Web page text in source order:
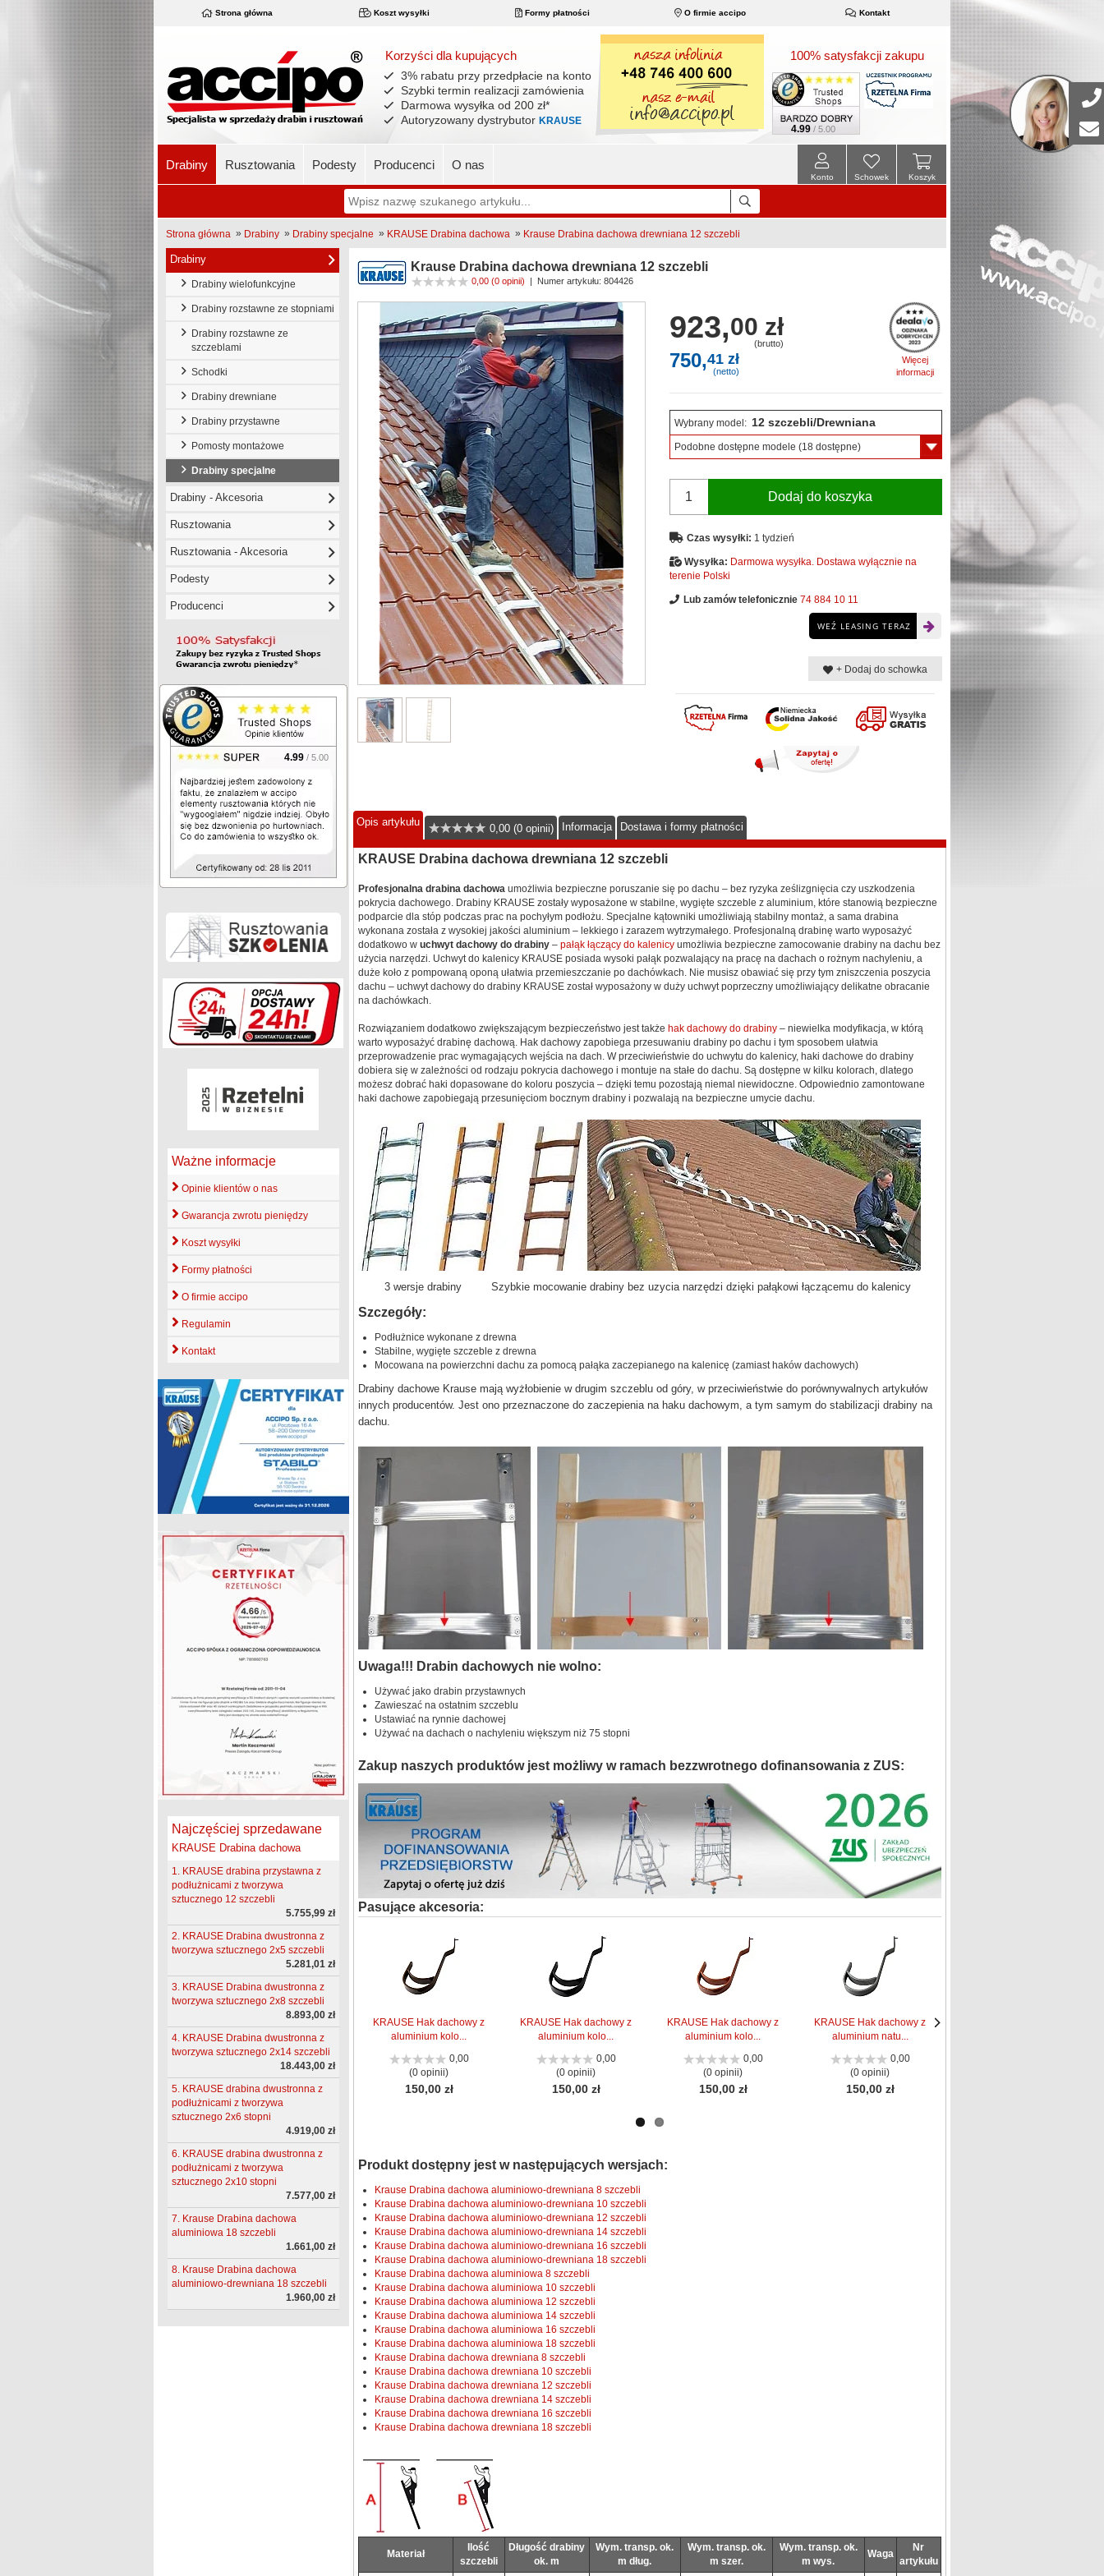
Strona główna Koszt wysyłki Formy płatności O firmie accipo Kontakt
Korzyści dla kupujących
3% rabatu przy przedpłacie na konto
Szybki termin realizacji zamówienia
Darmowa wysyłka od 200 zł*
Autoryzowany dystrybutor KRAUSE
100% satysfakcji zakupu
4.99 / 5.00
Drabiny Rusztowania Podesty Producenci O nas
Koszyk
Schowek
Konto
Strona główna » Drabiny » Drabiny specjalne » KRAUSE Drabina dachowa » Krause Drabina dachowa drewniana 12 szczebli
Drabiny
Drabiny wielofunkcyjne
Drabiny rozstawne ze stopniami
Drabiny rozstawne ze
szczeblami
Schodki
Drabiny drewniane
Drabiny przystawne
Pomosty montażowe
Drabiny specjalne
Drabiny - Akcesoria
Rusztowania
Rusztowania - Akcesoria
Podesty
Producenci
4.99 / 5.00
Ważne informacje
Opinie klientów o nas
Gwarancja zwrotu pieniędzy
Koszt wysyłki
Formy płatności
O firmie accipo
Regulamin
Kontakt
Najczęściej sprzedawane
KRAUSE Drabina dachowa
1. KRAUSE drabina przystawna z
podłużnicami z tworzywa
sztucznego 12 szczebli
5.755,99 zł
2. KRAUSE Drabina dwustronna z
tworzywa sztucznego 2x5 szczebli
5.281,01 zł
3. KRAUSE Drabina dwustronna z
tworzywa sztucznego 2x8 szczebli
8.893,00 zł
4. KRAUSE Drabina dwustronna z
tworzywa sztucznego 2x14 szczebli
18.443,00 zł
5. KRAUSE drabina dwustronna z
podłużnicami z tworzywa
sztucznego 2x6 stopni
4.919,00 zł
6. KRAUSE drabina dwustronna z
podłużnicami z tworzywa
sztucznego 2x10 stopni
7.577,00 zł
7. Krause Drabina dachowa
aluminiowa 18 szczebli
1.661,00 zł
8. Krause Drabina dachowa
aluminiowo-drewniana 18 szczebli
1.960,00 zł
Krause Drabina dachowa drewniana 12 szczebli
0,00 (0 opinii) | Numer artykułu: 804426
Więcej
informacji
923,00 zł
(brutto)
750,41 zł
(netto)
Wybrany model: 12 szczebli/Drewniana
Podobne dostępne modele (18 dostępne)
Dodaj do koszyka
Czas wysyłki: 1 tydzień
Wysyłka: Darmowa wysyłka. Dostawa wyłącznie na
terenie Polski
Lub zamów telefonicznie 74 884 10 11
WEŹ LEASING TERAZ
+ Dodaj do schowka
Opis artykułu
0,00 (0 opinii) Informacja Dostawa i formy płatności
KRAUSE Drabina dachowa drewniana 12 szczebli
Profesjonalna drabina dachowaumożliwia bezpieczne poruszanie się po dachu – bez ryzyka ześlizgnięcia czy uszkodzenia
pokrycia dachowego. Drabiny KRAUSE zostały wyposażone w stabilne, wygięte szczeble z aluminium, które stanowią bezpieczne
podparcie dla stóp podczas prac na pochyłym podłożu. Specjalne kątowniki umożliwiają stabilny montaż, a sama drabina
wykonana została z wysokiej jakości aluminium – lekkiego i zarazem wytrzymałego. Profesjonalną drabinę warto wyposażyć
dodatkowo w uchwyt dachowy do drabiny– pałąk łączący do kalenicyumożliwia bezpieczne zamocowanie drabiny na dachu bez
użycia narzędzi. Uchwyt do kalenicy KRAUSE posiada wysoki pałąk pozwalający na pracę na dachach o rożnym nachyleniu, a
duże koło z pompowaną oponą ułatwia przemieszczanie po dachówkach. Nie musisz obawiać się przy tym zniszczenia poszycia
dachu – uchwyt dachowy do drabiny KRAUSE został wyposażony w duży uchwyt poprzeczny umożliwiający delikatne obracanie
na dachówkach.
Rozwiązaniem dodatkowo zwiększającym bezpieczeństwo jest także hak dachowy do drabiny– niewielka modyfikacja, w którą
warto wyposażyć drabinę dachową. Hak dachowy zapobiega przesuwaniu drabiny po dachu i tym sposobem ułatwia
przeprowadzenie prac wymagających wejścia na dach. W przeciwieństwie do uchwytu do kalenicy, haki dachowe do drabiny
dobiera się w zależności od rodzaju pokrycia dachowego i montuje na stałe do dachu. Są dostępne w kilku kolorach, dlatego
możesz dobrać haki dopasowane do koloru poszycia – dzięki temu pozostają niemal niewidoczne. Odpowiednio zamontowane
haki dachowe zapobiegają przesunięciom bocznym drabiny i pozwalają na bezpieczne umycie dachu.
3 wersje drabiny Szybkie mocowanie drabiny bez uzycia narzędzi dzięki pałąkowi łączącemu do kalenicy
Szczegóły:
Podłużnice wykonane z drewna
Stabilne, wygięte szczeble z drewna
Mocowana na powierzchni dachu za pomocą pałąka zaczepianego na kalenicę (zamiast haków dachowych)
Drabiny dachowe Krause mają wyżłobienie w drugim szczeblu od góry, w przeciwieństwie do porównywalnych artykułów
innych producentów. Jest ono przeznaczone do zaczepienia na haku dachowym, a tym samym do stabilizacji drabiny na
dachu.
Uwaga!!! Drabin dachowych nie wolno:
Używać jako drabin przystawnych
Zawieszać na ostatnim szczeblu
Ustawiać na rynnie dachowej
Używać na dachach o nachyleniu większym niż 75 stopni
Zakup naszych produktów jest możliwy w ramach bezzwrotnego dofinansowania z ZUS:
Pasujące akcesoria:
KRAUSE Hak dachowy z
aluminium kolo...
0,00
(0 opinii)
150,00 zł
KRAUSE Hak dachowy z
aluminium kolo...
0,00
(0 opinii)
150,00 zł
KRAUSE Hak dachowy z
aluminium kolo...
0,00
(0 opinii)
150,00 zł
KRAUSE Hak dachowy z
aluminium natu...
0,00
(0 opinii)
150,00 zł
Produkt dostępny jest w następujących wersjach:
Krause Drabina dachowa aluminiowo-drewniana 8 szczebli
Krause Drabina dachowa aluminiowo-drewniana 10 szczebli
Krause Drabina dachowa aluminiowo-drewniana 12 szczebli
Krause Drabina dachowa aluminiowo-drewniana 14 szczebli
Krause Drabina dachowa aluminiowo-drewniana 16 szczebli
Krause Drabina dachowa aluminiowo-drewniana 18 szczebli
Krause Drabina dachowa aluminiowa 8 szczebli
Krause Drabina dachowa aluminiowa 10 szczebli
Krause Drabina dachowa aluminiowa 12 szczebli
Krause Drabina dachowa aluminiowa 14 szczebli
Krause Drabina dachowa aluminiowa 16 szczebli
Krause Drabina dachowa aluminiowa 18 szczebli
Krause Drabina dachowa drewniana 8 szczebli
Krause Drabina dachowa drewniana 10 szczebli
Krause Drabina dachowa drewniana 12 szczebli
Krause Drabina dachowa drewniana 14 szczebli
Krause Drabina dachowa drewniana 16 szczebli
Krause Drabina dachowa drewniana 18 szczebli
Materiał
Ilość
szczebli
Długość drabiny
ok. m
Wym. transp. ok.
m dług.
Wym. transp. ok.
m szer.
Wym. transp. ok.
m wys.
Waga
Nr
artykułu